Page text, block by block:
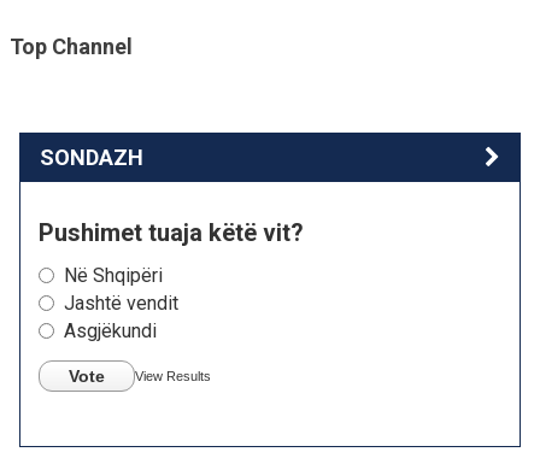
Top Channel
SONDAZH
Pushimet tuaja këtë vit?
Në Shqipëri
Jashtë vendit
Asgjëkundi
Vote View Results